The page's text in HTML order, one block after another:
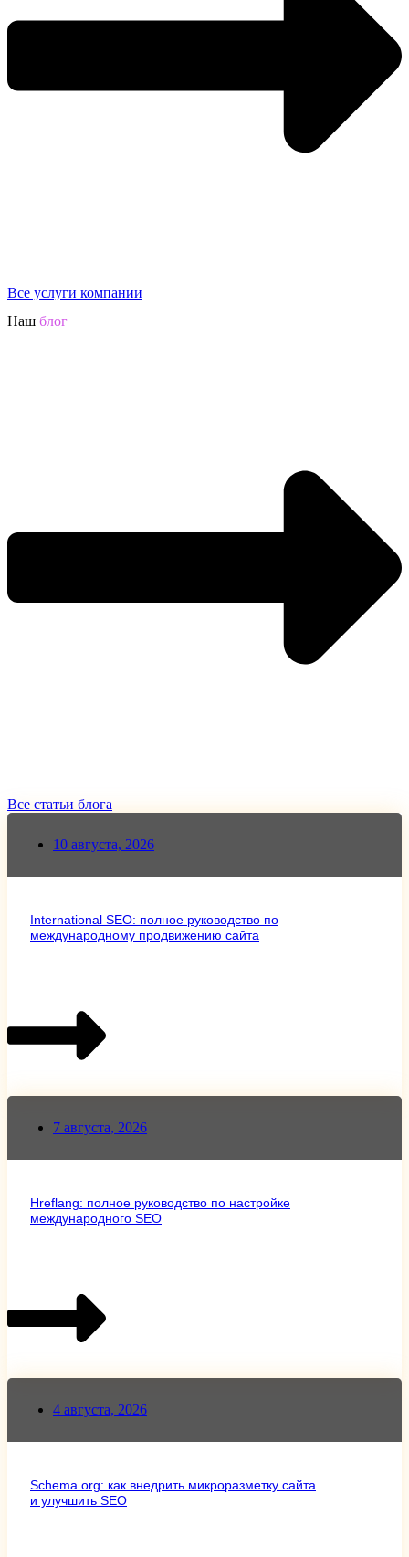
Все услуги компании
Наш блог
Все статьи блога
10 августа, 2026
International SEO: полное руководство по
международному продвижению сайта
7 августа, 2026
Hreflang: полное руководство по настройке
международного SEO
4 августа, 2026
Schema.org: как внедрить микроразметку сайта
и улучшить SEO